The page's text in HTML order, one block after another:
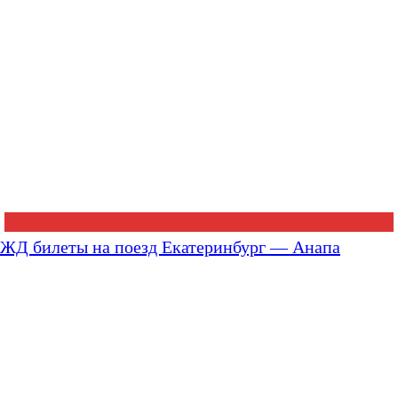
ЖД билеты на поезд Екатеринбург — Анапа